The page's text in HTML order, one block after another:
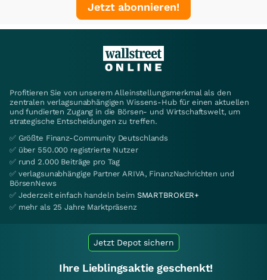
Jetzt abonnieren!
Profitieren Sie von unserem Alleinstellungsmerkmal als den
zentralen verlagsunabhängigen Wissens-Hub für einen aktuellen
und fundierten Zugang in die Börsen- und Wirtschaftswelt, um
strategische Entscheidungen zu treffen.
✅ Größte Finanz-Community Deutschlands
✅ über 550.000 registrierte Nutzer
✅ rund 2.000 Beiträge pro Tag
✅ verlagsunabhängige Partner ARIVA, FinanzNachrichten und
BörsenNews
✅ Jederzeit einfach handeln beim SMARTBROKER+
✅ mehr als 25 Jahre Marktpräsenz
Jetzt Depot sichern
Ihre Lieblingsaktie geschenkt!